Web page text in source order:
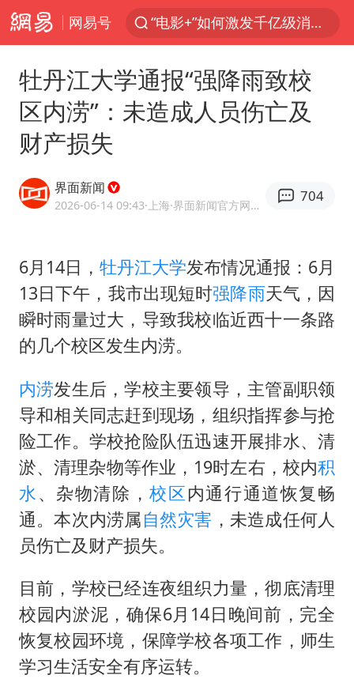
网易号
“电影+”如何激发千亿级消费新活力？
国乒男单横滨冠军赛全军覆没
台风白海豚中心风力增强
“新疆阿勒泰八月能滑雪”不实
我国外贸延续良好增长态势
国防部：中国军队坚决反制任何闹海挑衅图谋
今日立秋你咬秋了吗
欧阳娜娜窦靖童好搭
“今天得有40℃了吧 为啥还不预警”
立秋养生千万避开六大误区
河南：推进人事招录等领域问题整治
夯实基础开新局
牡丹江大学通报“强降雨致校
区内涝”：未造成人员伤亡及
财产损失
界面新闻
2026-06-14 09:43·上海 ·界面新闻官方网易号
704
6月14日， 牡丹江大学发布情况通报：6月
13日下午，我市出现短时强降雨天气，因
瞬时雨量过大，导致我校临近西十一条路
的几个校区发生内涝。
内涝发生后，学校主要领导，主管副职领
导和相关同志赶到现场，组织指挥参与抢
险工作。学校抢险队伍迅速开展排水、清
淤、清理杂物等作业，19时左右，校内积
水、杂物清除，校区内通行通道恢复畅
通。本次内涝属自然灾害 ，未造成任何人
员伤亡及财产损失。
目前，学校已经连夜组织力量，彻底清理
校园内淤泥，确保6月14日晚间前，完全
恢复校园环境，保障学校各项工作，师生
学习生活安全有序运转。